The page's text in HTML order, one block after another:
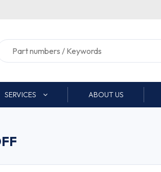
SERVICES ABOUT US